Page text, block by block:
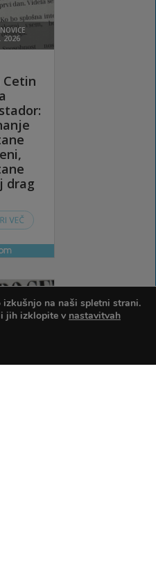
na naši spletni strani.
jih izklopite v nastavitvah